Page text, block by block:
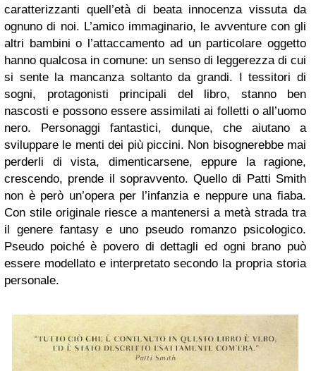
caratterizzanti quell’età di beata innocenza vissuta da
ognuno di noi. L’amico immaginario, le avventure con gli
altri bambini o l’attaccamento ad un particolare oggetto
hanno qualcosa in comune: un senso di leggerezza di cui
si sente la mancanza soltanto da grandi. I tessitori di
sogni, protagonisti principali del libro, stanno ben
nascosti e possono essere assimilati ai folletti o all’uomo
nero. Personaggi fantastici, dunque, che aiutano a
sviluppare le menti dei più piccini. Non bisognerebbe mai
perderli di vista, dimenticarsene, eppure la ragione,
crescendo, prende il sopravvento. Quello di Patti Smith
non è però un’opera per l’infanzia e neppure una fiaba.
Con stile originale riesce a mantenersi a metà strada tra
il genere fantasy e uno pseudo romanzo psicologico.
Pseudo poiché è povero di dettagli ed ogni brano può
essere modellato e interpretato secondo la propria storia
personale.